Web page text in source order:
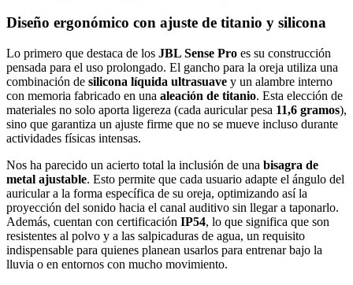
Diseño ergonómico con ajuste de titanio y silicona
Lo primero que destaca de los JBL Sense Pro es su construcción
pensada para el uso prolongado. El gancho para la oreja utiliza una
combinación de silicona líquida ultrasuave y un alambre interno
con memoria fabricado en una aleación de titanio. Esta elección de
materiales no solo aporta ligereza (cada auricular pesa 11,6 gramos),
sino que garantiza un ajuste firme que no se mueve incluso durante
actividades físicas intensas.
Nos ha parecido un acierto total la inclusión de una bisagra de
metal ajustable. Esto permite que cada usuario adapte el ángulo del
auricular a la forma específica de su oreja, optimizando así la
proyección del sonido hacia el canal auditivo sin llegar a taponarlo.
Además, cuentan con certificación IP54, lo que significa que son
resistentes al polvo y a las salpicaduras de agua, un requisito
indispensable para quienes planean usarlos para entrenar bajo la
lluvia o en entornos con mucho movimiento.